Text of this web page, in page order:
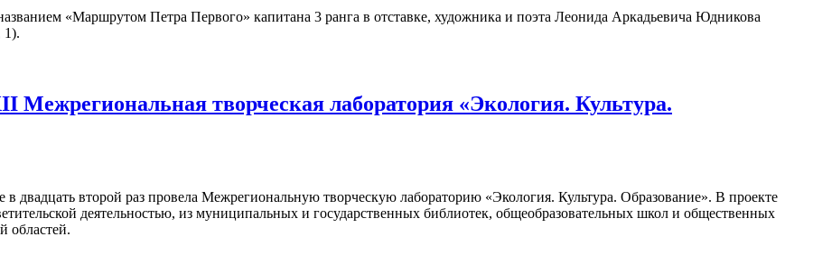
«Маршрутом Петра Первого» капитана 3 ранга в отставке, художника и поэта Леонида Аркадьевича Юдникова
1).
Межрегиональная творческая лаборатория «Экология. Культура.
в двадцать второй раз провела Межрегиональную творческую лабораторию «Экология. Культура. Образование». В проекте
деятельностью, из муниципальных и государственных библиотек, общеобразовательных школ и общественных
областей.